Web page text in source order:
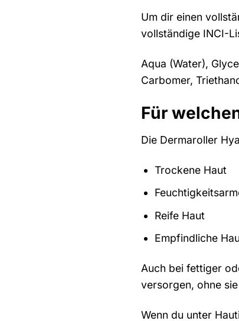
Um dir einen
vollständige INCI-
Aqua (Water),
Carbomer,
Für
Die Dermaroller
Trockene Haut
Reife Haut
Empfindliche
Auch bei fettiger
versorgen, ohne
Wenn du unter